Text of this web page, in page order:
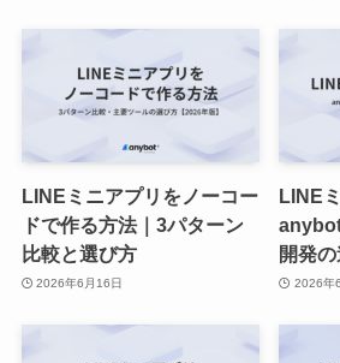
LINEミニアプリをノーコー
ドで作る方法｜3パターン
比較と選び方
2026年6月16日
LINE
開発
2026年